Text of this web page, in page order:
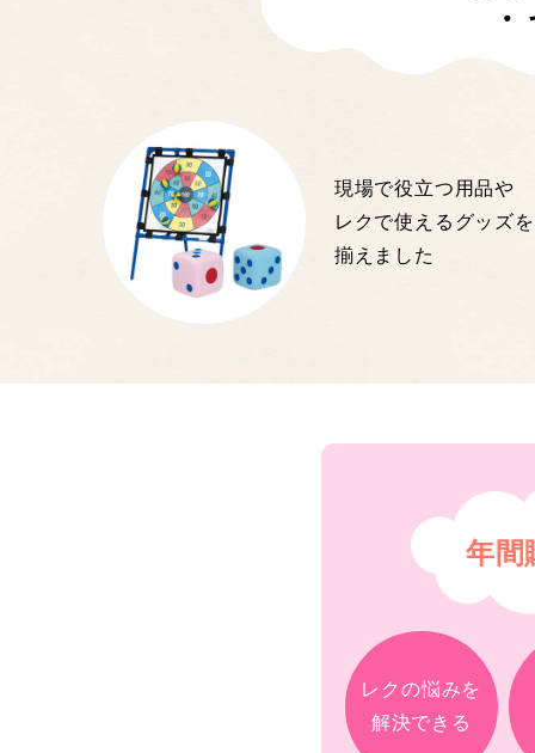
現場で役立つ用品や
レクで使えるグッズを
揃えました
年間
レクの悩みを
解決できる